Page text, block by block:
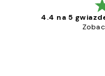
4.4 na 5